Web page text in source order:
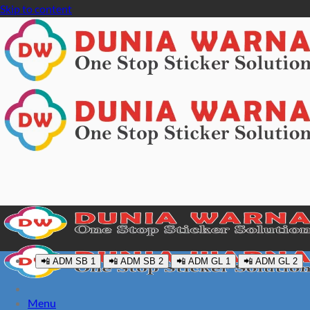
Skip to content
Menu
📲 ADM SB 1 📲 ADM SB 2 📲 ADM GL 1 📲 ADM GL 2